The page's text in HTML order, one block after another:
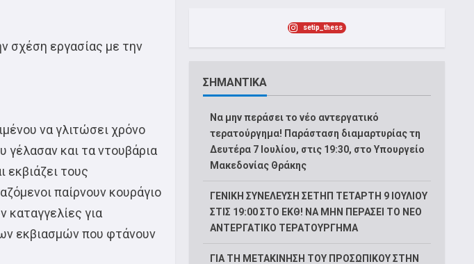
σχέση εργασίας με την
να γλιτώσει χρόνο
γέλασαν και τα ντουβάρια
εκβιάζει τους
παίρνουν κουράγιο
για
εκβιασμών που φτάνουν
setip_thess
ΣΗΜΑΝΤΙΚΑ
Να μην περάσει το νέο αντεργατικό
τερατούργημα! Παράσταση διαμαρτυρίας τη
Δευτέρα 7 Ιουλίου, στις 19:30, στο Υπουργείο
Μακεδονίας Θράκης
ΓΕΝΙΚΗ ΣΥΝΕΛΕΥΣΗ ΣΕΤΗΠ ΤΕΤΑΡΤΗ 9 ΙΟΥΛΙΟΥ
ΣΤΙΣ 19:00 ΣΤΟ ΕΚΘ! ΝΑ ΜΗΝ ΠΕΡΑΣΕΙ ΤΟ ΝΕΟ
ΑΝΤΕΡΓΑΤΙΚΟ ΤΕΡΑΤΟΥΡΓΗΜΑ
ΓΙΑ ΤΗ ΜΕΤΑΚΙΝΗΣΗ ΤΟΥ ΠΡΟΣΩΠΙΚΟΥ ΣΤΗΝ